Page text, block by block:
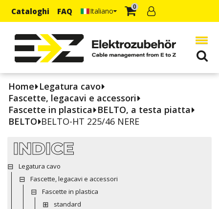
Cataloghi FAQ Italiano 0
Home Legatura cavo
Fascette, legacavi e accessori
Fascette in plastica BELTO, a testa piatta
BELTO BELTO-HT 225/46 NERE
INDICE
Legatura cavo
Fascette, legacavi e accessori
Fascette in plastica
standard